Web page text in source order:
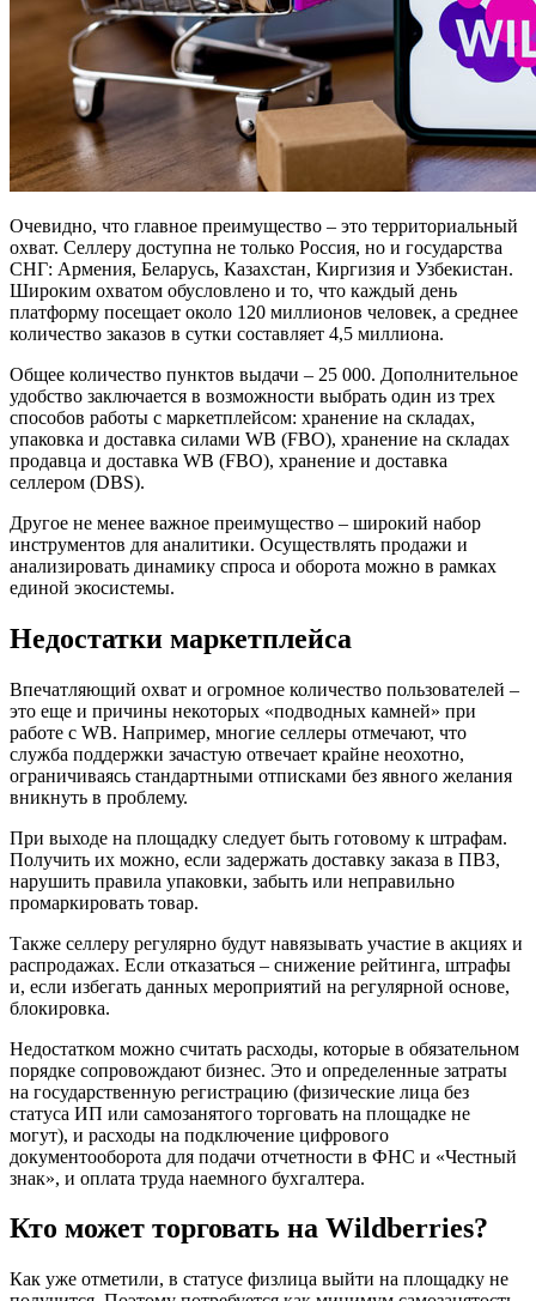
Очевидно, что главное преимущество – это территориальный
охват. Селлеру доступна не только Россия, но и государства
СНГ: Армения, Беларусь, Казахстан, Киргизия и Узбекистан.
Широким охватом обусловлено и то, что каждый день
платформу посещает около 120 миллионов человек, а среднее
количество заказов в сутки составляет 4,5 миллиона.
Общее количество пунктов выдачи – 25 000. Дополнительное
удобство заключается в возможности выбрать один из трех
способов работы с маркетплейсом: хранение на складах,
упаковка и доставка силами WB (FBO), хранение на складах
продавца и доставка WB (FBO), хранение и доставка
селлером (DBS).
Другое не менее важное преимущество – широкий набор
инструментов для аналитики. Осуществлять продажи и
анализировать динамику спроса и оборота можно в рамках
единой экосистемы.
Недостатки маркетплейса
Впечатляющий охват и огромное количество пользователей –
это еще и причины некоторых «подводных камней» при
работе с WB. Например, многие селлеры отмечают, что
служба поддержки зачастую отвечает крайне неохотно,
ограничиваясь стандартными отписками без явного желания
вникнуть в проблему.
При выходе на площадку следует быть готовому к штрафам.
Получить их можно, если задержать доставку заказа в ПВЗ,
нарушить правила упаковки, забыть или неправильно
промаркировать товар.
Также селлеру регулярно будут навязывать участие в акциях и
распродажах. Если отказаться – снижение рейтинга, штрафы
и, если избегать данных мероприятий на регулярной основе,
блокировка.
Недостатком можно считать расходы, которые в обязательном
порядке сопровождают бизнес. Это и определенные затраты
на государственную регистрацию (физические лица без
статуса ИП или самозанятого торговать на площадке не
могут), и расходы на подключение цифрового
документооборота для подачи отчетности в ФНС и «Честный
знак», и оплата труда наемного бухгалтера.
Кто может торговать на Wildberries?
Как уже отметили, в статусе физлица выйти на площадку не